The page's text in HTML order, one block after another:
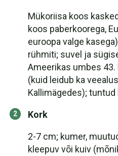
Mükoriisa koos
koos paberkoorega,
euroopa valge
rühmiti; suvel ja
Ameerikas umbes
(kuid leidub ka
Kallimägedes); tuntud
Kork
2-7 cm; kumer,
kleepuv või kuiv